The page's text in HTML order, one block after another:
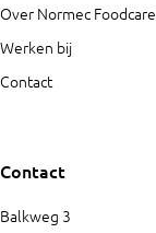
Over Normec Foodcare
Werken bij
Contact
Contact
Balkweg 3